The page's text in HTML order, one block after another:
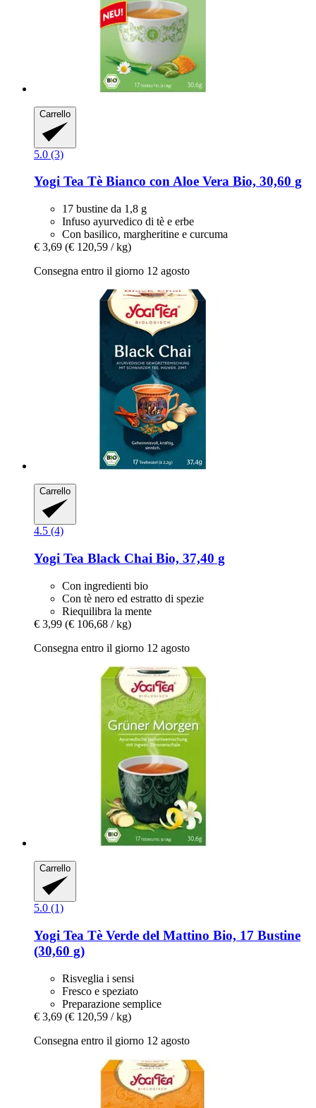
Carrello
5.0 (3)
Yogi Tea Tè Bianco con Aloe Vera Bio, 30,60 g
17 bustine da 1,8 g
Infuso ayurvedico di tè e erbe
Con basilico, margheritine e curcuma
€ 3,69 (€ 120,59 / kg)
Consegna entro il giorno 12 agosto
Carrello
4.5 (4)
Yogi Tea Black Chai Bio, 37,40 g
Con ingredienti bio
Con tè nero ed estratto di spezie
Riequilibra la mente
€ 3,99 (€ 106,68 / kg)
Consegna entro il giorno 12 agosto
Carrello
5.0 (1)
Yogi Tea Tè Verde del Mattino Bio, 17 Bustine
(30,60 g)
Risveglia i sensi
Fresco e speziato
Preparazione semplice
€ 3,69 (€ 120,59 / kg)
Consegna entro il giorno 12 agosto